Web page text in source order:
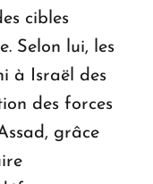
cibles
Selon lui, les
à Israël des
des forces
grâce